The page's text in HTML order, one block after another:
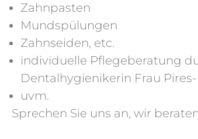
Zahnpasten
Mundspülungen
Zahnseiden, etc.
individuelle Pflegeberatung
Dentalhygienikerin Frau
uvm.
Sprechen Sie uns an, wir